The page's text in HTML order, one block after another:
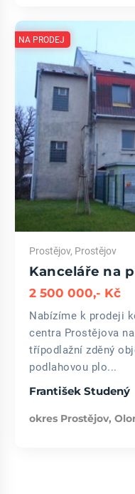
NA PRODEJ
Prostějov, Prostějov
Kanceláře na
2 500 000,- Kč
Nabízíme k prodeji
centra Prostějova
třípodlažní zděný
podlahovou plo...
František Studený
okres Prostějov,